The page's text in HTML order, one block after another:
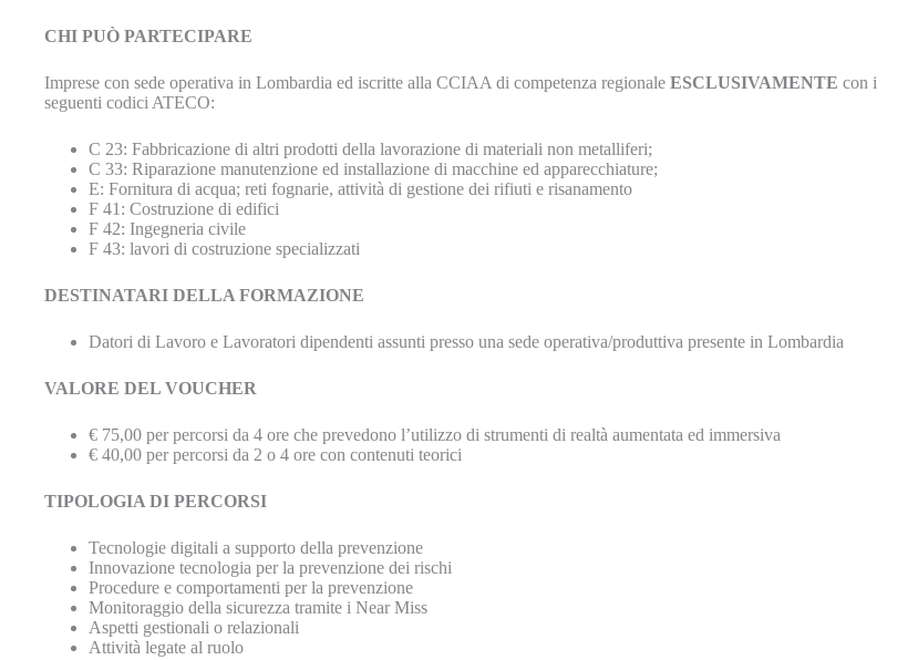
CHI PUÒ PARTECIPARE
Imprese con sede operativa in Lombardia ed iscritte alla CCIAA di competenza regionale ESCLUSIVAMENTE con i
seguenti codici ATECO:
C 23: Fabbricazione di altri prodotti della lavorazione di materiali non metalliferi;
C 33: Riparazione manutenzione ed installazione di macchine ed apparecchiature;
E: Fornitura di acqua; reti fognarie, attività di gestione dei rifiuti e risanamento
F 41: Costruzione di edifici
F 42: Ingegneria civile
F 43: lavori di costruzione specializzati
DESTINATARI DELLA FORMAZIONE
Datori di Lavoro e Lavoratori dipendenti assunti presso una sede operativa/produttiva presente in Lombardia
VALORE DEL VOUCHER
€ 75,00 per percorsi da 4 ore che prevedono l’utilizzo di strumenti di realtà aumentata ed immersiva
€ 40,00 per percorsi da 2 o 4 ore con contenuti teorici
TIPOLOGIA DI PERCORSI
Tecnologie digitali a supporto della prevenzione
Innovazione tecnologia per la prevenzione dei rischi
Procedure e comportamenti per la prevenzione
Monitoraggio della sicurezza tramite i Near Miss
Aspetti gestionali o relazionali
Attività legate al ruolo